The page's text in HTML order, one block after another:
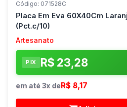
Código: 071528C
Placa Em Eva 60X40Cm
(Pct.c/10)
Artesanato
PIX R$ 23,28
em até 3x deR$ 8,17